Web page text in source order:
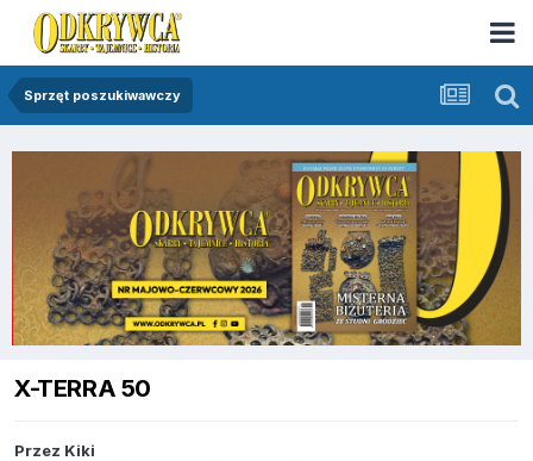
Sprzęt poszukiwawczy
X-TERRA 50
Przez Kiki